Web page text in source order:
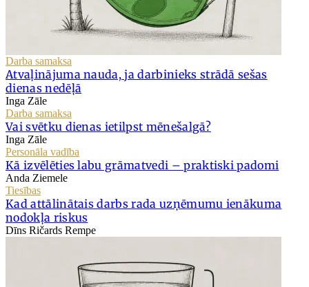
Darba samaksa
Atvaļinājuma nauda, ja darbinieks strādā sešas
dienas nedēļā
Inga Zāle
Darba samaksa
Vai svētku dienas ietilpst mēnešalgā?
Inga Zāle
Personāla vadība
Kā izvēlēties labu grāmatvedi – praktiski padomi
Anda Ziemele
Tiesības
Kad attālinātais darbs rada uzņēmumu ienākuma
nodokļa riskus
Dīns Ričards Rempe